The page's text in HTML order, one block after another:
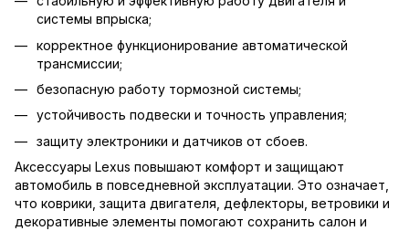
системы впрыска;
корректное функционирование автоматической
трансмиссии;
безопасную работу тормозной системы;
устойчивость подвески и точность управления;
защиту электроники и датчиков от сбоев.
Аксессуары Lexus повышают комфорт и защищают
автомобиль в повседневной эксплуатации. Это означает,
что коврики, защита двигателя, дефлекторы, ветровики и
декоративные элементы помогают сохранить салон и